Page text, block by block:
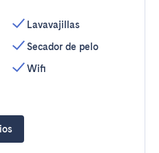
Lavavajillas
Secador de pelo
Wifi